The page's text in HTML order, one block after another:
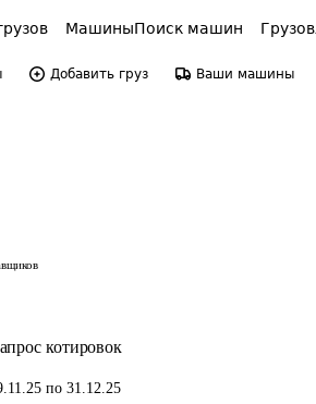
МашиныПоиск машин
Добавить груз Ваши машины
котировок
по 31.12.25